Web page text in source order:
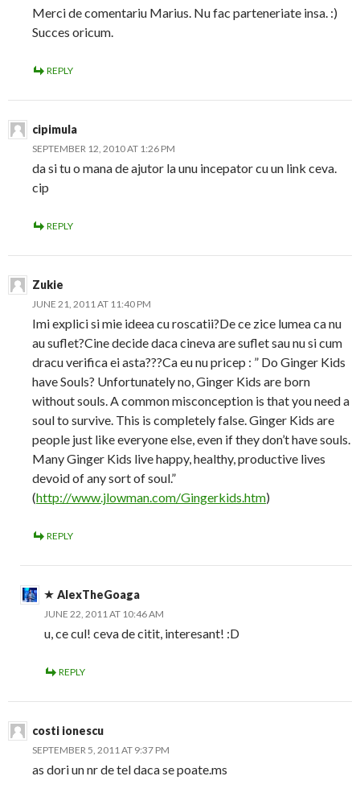
Merci de comentariu Marius. Nu fac parteneriate insa. :)
Succes oricum.
REPLY
cipimula
SEPTEMBER 12, 2010 AT 1:26 PM
da si tu o mana de ajutor la unu incepator cu un link ceva.
cip
REPLY
Zukie
JUNE 21, 2011 AT 11:40 PM
Imi explici si mie ideea cu roscatii?De ce zice lumea ca nu
au suflet?Cine decide daca cineva are suflet sau nu si cum
dracu verifica ei asta???Ca eu nu pricep : ” Do Ginger Kids
have Souls? Unfortunately no, Ginger Kids are born
without souls. A common misconception is that you need a
soul to survive. This is completely false. Ginger Kids are
people just like everyone else, even if they don’t have souls.
Many Ginger Kids live happy, healthy, productive lives
devoid of any sort of soul.”
(http://www.jlowman.com/Gingerkids.htm)
REPLY
AlexTheGoaga
JUNE 22, 2011 AT 10:46 AM
u, ce cul! ceva de citit, interesant! :D
REPLY
costi ionescu
SEPTEMBER 5, 2011 AT 9:37 PM
as dori un nr de tel daca se poate.ms